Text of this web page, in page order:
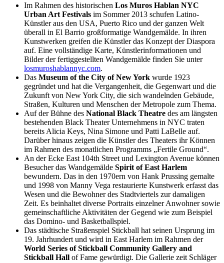
Im Rahmen des historischen Los Muros Hablan NYC
Urban Art Festivals im Sommer 2013 schufen Latino-
Künstler aus den USA, Puerto Rico und der ganzen Welt
überall in El Barrio großformatige Wandgemälde. In ihren
Kunstwerken greifen die Künstler das Konzept der Diaspora
auf. Eine vollständige Karte, Künstlerinformationen und
Bilder der fertiggestellten Wandgemälde finden Sie unter
losmuroshablannyc.com.
Das Museum of the City of New York wurde 1923
gegründet und hat die Vergangenheit, die Gegenwart und die
Zukunft von New York City, die sich wandelnden Gebäude,
Straßen, Kulturen und Menschen der Metropole zum Thema.
Auf der Bühne des National Black Theatre des am längsten
bestehenden Black Theater Unternehmens in NYC traten
bereits Alicia Keys, Nina Simone und Patti LaBelle auf.
Darüber hinaus zeigen die Künstler des Theaters ihr Können
im Rahmen des monatlichen Programms „Fertile Ground“.
An der Ecke East 104th Street und Lexington Avenue können
Besucher das Wandgemälde Spirit of East Harlem
bewundern. Das in den 1970ern von Hank Prussing gemalte
und 1998 von Manny Vega restaurierte Kunstwerk erfasst das
Wesen und die Bewohner des Stadtviertels zur damaligen
Zeit. Es beinhaltet diverse Portraits einzelner Anwohner sowie
gemeinschaftliche Aktivitäten der Gegend wie zum Beispiel
das Domino- und Basketballspiel.
Das städtische Straßenspiel Stickball hat seinen Ursprung im
19. Jahrhundert und wird in East Harlem im Rahmen der
World Series of Stickball Community Gallery and
Stickball Hall of Fame gewürdigt. Die Gallerie zeit Schläger